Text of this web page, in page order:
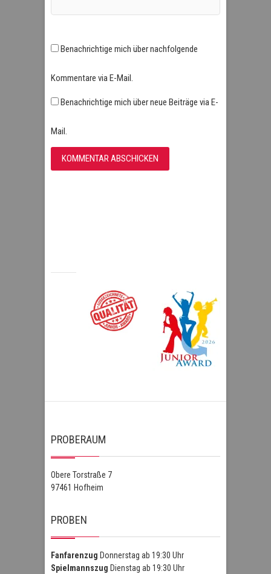
Benachrichtige mich über nachfolgende
Kommentare via E-Mail.
Benachrichtige mich über neue Beiträge via E-
Mail.
PROBERAUM
Obere Torstraße 7
97461 Hofheim
PROBEN
Fanfarenzug Donnerstag ab 19:30 Uhr
Spielmannszug Dienstag ab 19:30 Uhr